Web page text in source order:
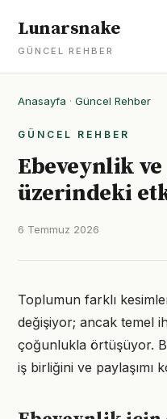
Lunarsnake
GÜNCEL REHBER
Anasayfa · Güncel Rehber
GÜNCEL REHBER
Ebeveynlik
üzerindeki
6 Temmuz 2026
Toplumun farklı
değişiyor; ancak temel
çoğunlukla örtüşüyor.
iş birliğini ve paylaşımı